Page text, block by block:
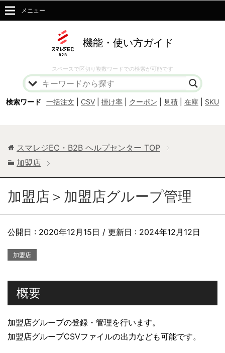
機能・使い方ガイド
スペースで区切り複数ワードでの検索が可能です
検索ワード 一括注文 CSV 掛け率 クーポン 見積 在庫 SKU
メニュー
スマレジEC・B2B ヘルプセンター TOP
加盟店
加盟店＞加盟店グループ管理
公開日 : 2020年12月15日 / 更新日 : 2024年12月12日
加盟店
概要
加盟店グループの登録・管理を行います。
加盟店グループCSVファイルの出力なども可能です。